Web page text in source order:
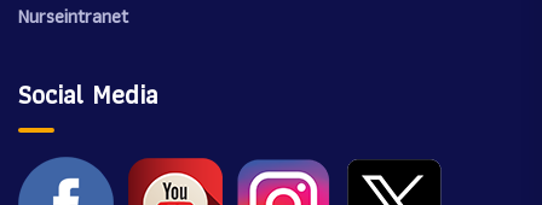
Nurseintranet
Social Media